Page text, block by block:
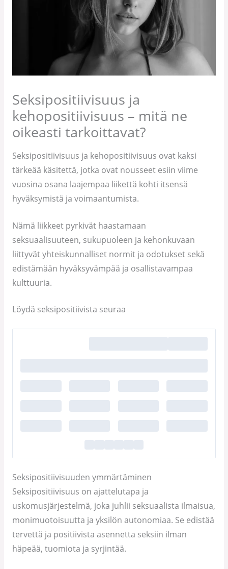
Seksipositiivisuus ja
kehopositiivisuus – mitä ne
oikeasti tarkoittavat?
Seksipositiivisuus ja kehopositiivisuus ovat kaksi
tärkeää käsitettä, jotka ovat nousseet esiin viime
vuosina osana laajempaa liikettä kohti itsensä
hyväksymistä ja voimaantumista.
Nämä liikkeet pyrkivät haastamaan
seksuaalisuuteen, sukupuoleen ja kehonkuvaan
liittyvät yhteiskunnalliset normit ja odotukset sekä
edistämään hyväksyvämpää ja osallistavampaa
kulttuuria.
Löydä seksipositiivista seuraa
Seksipositiivisuuden ymmärtäminen
Seksipositiivisuus on ajattelutapa ja
uskomusjärjestelmä, joka juhlii seksuaalista ilmaisua,
monimuotoisuutta ja yksilön autonomiaa. Se edistää
tervettä ja positiivista asennetta seksiin ilman
häpeää, tuomiota ja syrjintää.